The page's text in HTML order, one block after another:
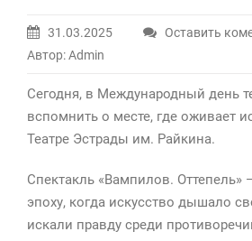
31.03.2025
Оставить
Автор: Admin
Сегодня, в Международный день
вспомнить о месте, где оживает
Театре Эстрады им. Райкина.
Спектакль «Вампилов. Оттепель»
эпоху, когда искусство дышало
искали правду среди